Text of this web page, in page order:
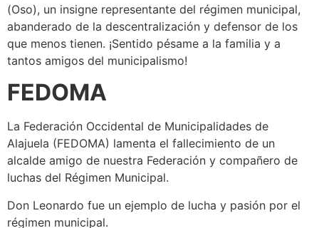
(Oso), un insigne representante del régimen municipal,
abanderado de la descentralización y defensor de los
que menos tienen. ¡Sentido pésame a la familia y a
tantos amigos del municipalismo!
FEDOMA
La Federación Occidental de Municipalidades de
Alajuela (FEDOMA) lamenta el fallecimiento de un
alcalde amigo de nuestra Federación y compañero de
luchas del Régimen Municipal.
Don Leonardo fue un ejemplo de lucha y pasión por el
régimen municipal.